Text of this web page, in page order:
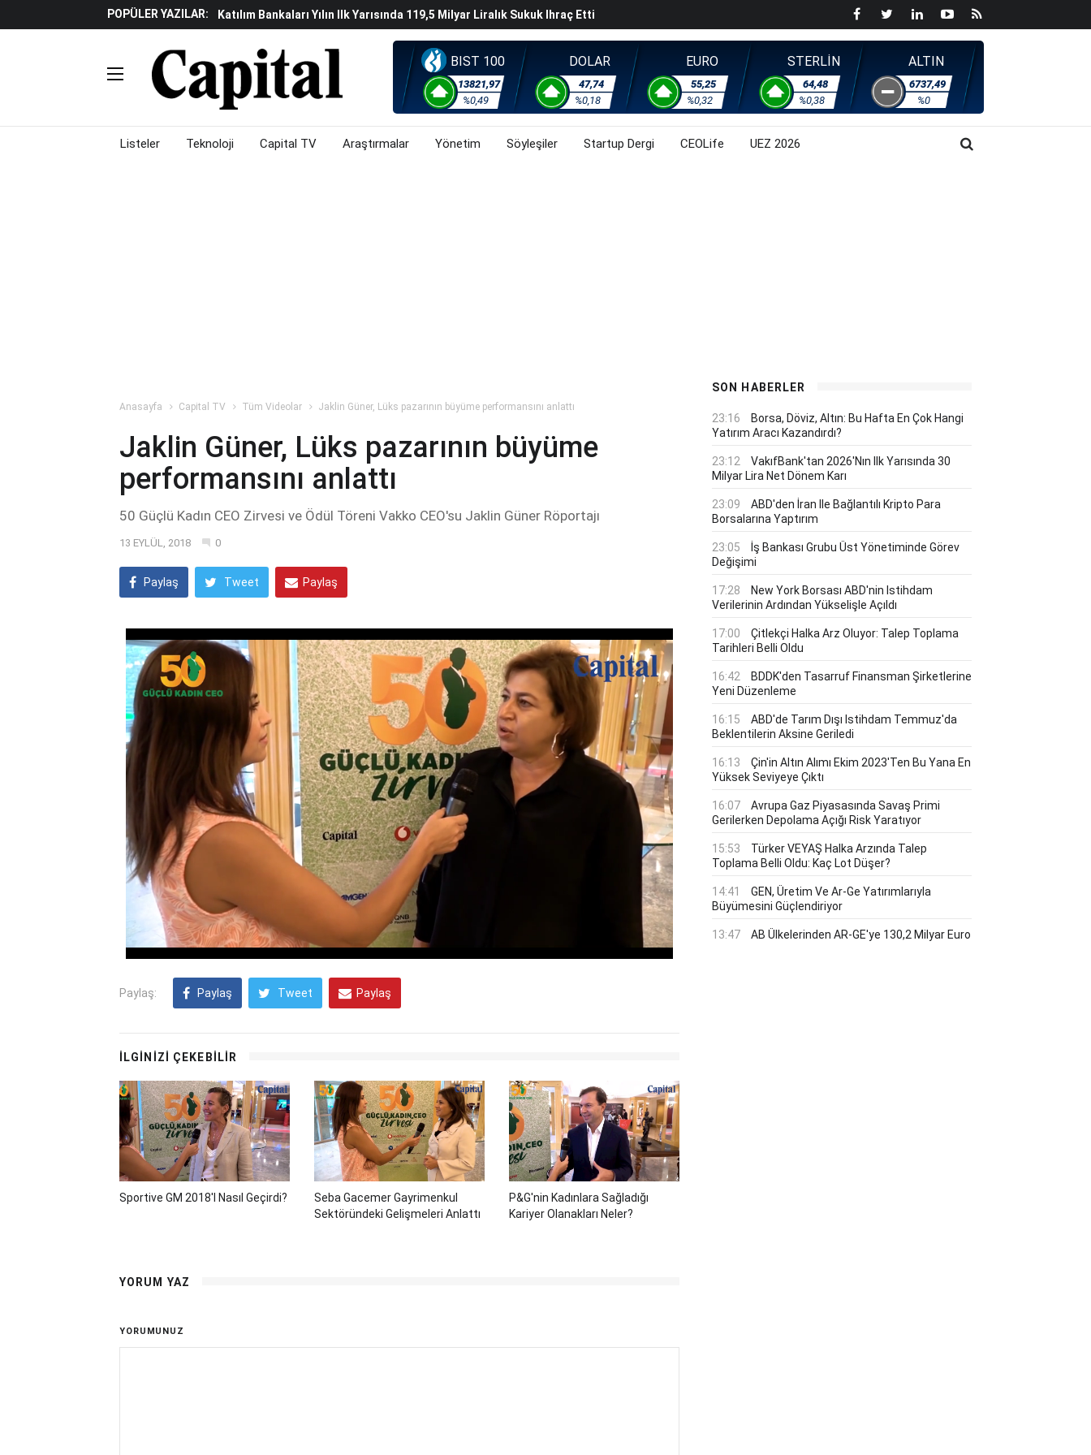
POPÜLER YAZILAR:
Küresel Piyasalarda Gelecek Hafta Gözler ABD'de Açıklanacak Tarım Dışı Istihdam
Verisine Çevrildi
Altınay Savunma Grubu C-Level Üst Yönetim Yapılanmasına Geçti
Çalışma Alanları Konser Sahnesine DönüşüyorBIST 100
13821,97
%0,49
DOLAR
47,74
%0,18
EURO
55,25
%0,32
STERLİN
64,48
%0,38
ALTIN
6737,49
%0
Listeler Teknoloji Capital TV Araştırmalar Yönetim Söyleşiler Startup Dergi CEOLife UEZ 2026
Anasayfa Capital TV Tüm Videolar Jaklin Güner, Lüks pazarının büyüme performansını anlattı
Jaklin Güner, Lüks pazarının büyüme
performansını anlattı
50 Güçlü Kadın CEO Zirvesi ve Ödül Töreni Vakko CEO'su Jaklin Güner Röportajı
13 EYLÜL, 2018 0
Paylaş Tweet Paylaş
Paylaş: Paylaş Tweet Paylaş
İLGİNİZİ ÇEKEBİLİR
Sportive GM 2018'i Nasıl Geçirdi?
Seba Gacemer Gayrimenkul
Sektöründeki Gelişmeleri Anlattı
P&G'nin Kadınlara Sağladığı
Kariyer Olanakları Neler?
YORUM YAZ
YORUMUNUZ
SON HABERLER
23:16
Borsa, Döviz, Altın: Bu Hafta En Çok Hangi
Yatırım Aracı Kazandırdı?
23:12
VakıfBank'tan 2026'nın Ilk Yarısında 30
Milyar Lira Net Dönem Karı
23:09
ABD'den İran Ile Bağlantılı Kripto Para
Borsalarına Yaptırım
23:05
İş Bankası Grubu Üst Yönetiminde Görev
Değişimi
17:28
New York Borsası ABD'nin Istihdam
Verilerinin Ardından Yükselişle Açıldı
17:00
Çitlekçi Halka Arz Oluyor: Talep Toplama
Tarihleri Belli Oldu
16:42
BDDK'den Tasarruf Finansman Şirketlerine
Yeni Düzenleme
16:15
ABD'de Tarım Dışı Istihdam Temmuz'da
Beklentilerin Aksine Geriledi
16:13
Çin'in Altın Alımı Ekim 2023'ten Bu Yana En
Yüksek Seviyeye Çıktı
16:07
Avrupa Gaz Piyasasında Savaş Primi
Gerilerken Depolama Açığı Risk Yaratıyor
15:53
Türker VEYAŞ Halka Arzında Talep
Toplama Belli Oldu: Kaç Lot Düşer?
14:41
GEN, Üretim Ve Ar-Ge Yatırımlarıyla
Büyümesini Güçlendiriyor
13:47 AB Ülkelerinden AR-GE'ye 130,2 Milyar Euro